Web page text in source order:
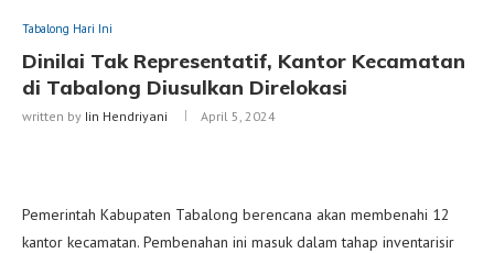
Tabalong Hari Ini
Dinilai Tak Representatif, Kantor Kecamatan
di Tabalong Diusulkan Direlokasi
written by Iin Hendriyani April 5, 2024
Pemerintah Kabupaten Tabalong berencana akan membenahi 12
kantor kecamatan. Pembenahan ini masuk dalam tahap inventarisir